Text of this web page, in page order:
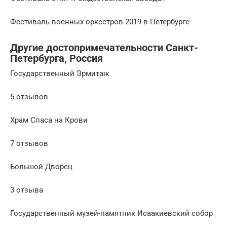
Фестиваль военных оркестров 2019 в Петербурге
Другие достопримечательности Санкт-
Петербурга, Россия
Государственный Эрмитаж
5 отзывов
Храм Спаса на Крови
7 отзывов
Большой Дворец
3 отзыва
Государственный музей-памятник Исаакиевский собор